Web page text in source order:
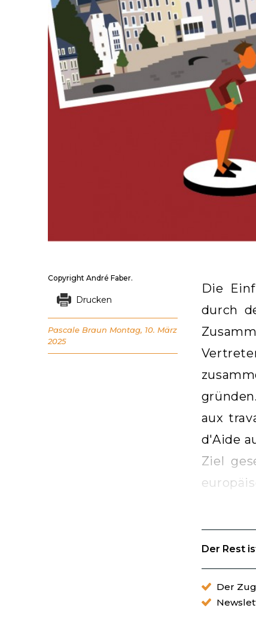
Die
durch
aux
d'Aide
Ziel
Der Rest
Der
Copyright André Faber.
Drucken
Pascale Braun Montag, 10. März
2025